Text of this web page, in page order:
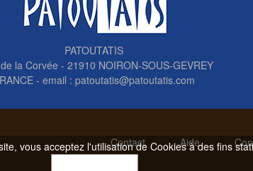
PATOUTATIS
la Corvée - 21910 NOIRON-SOUS-GEVREY
- email :patoutatis@patoutatis.com
Contact Aide
vous acceptez l'utilisation de Cookies à des fins